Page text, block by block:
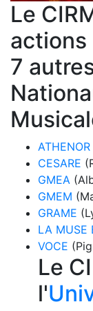
Le
actions
7
ATHENOR
CESARE
GMEA
GMEM
GRAME
LA MUSE
VOCE
Le
l'